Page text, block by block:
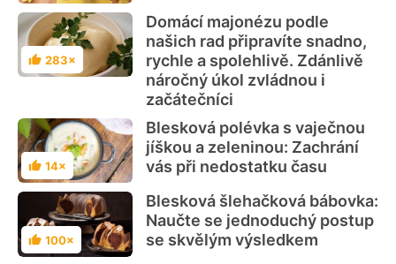
Hodnocení
283×
Domácí majonézu podle
našich rad připravíte snadno,
rychle a spolehlivě. Zdánlivě
náročný úkol zvládnou i
začátečníci
Hodnocení
14×
Blesková polévka s vaječnou
jíškou a zeleninou: Zachrání
vás při nedostatku času
Hodnocení
100×
Blesková šlehačková bábovka:
Naučte se jednoduchý postup
se skvělým výsledkem